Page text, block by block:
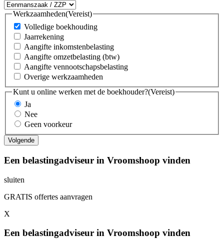
Werkzaamheden(Vereist)
Volledige boekhouding
Jaarrekening
Aangifte inkomstenbelasting
Aangifte omzetbelasting (btw)
Aangifte vennootschapsbelasting
Overige werkzaamheden
Kunt u online werken met de boekhouder?(Vereist)
Ja
Nee
Geen voorkeur
Een belastingadviseur in Vroomshoop vinden
sluiten
GRATIS offertes aanvragen
X
Een belastingadviseur in Vroomshoop vinden